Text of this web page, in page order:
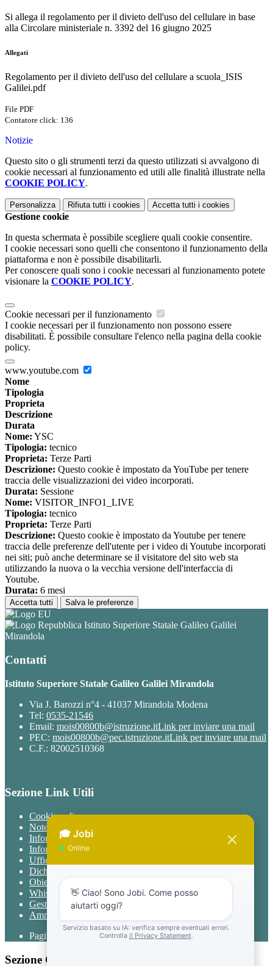
Si allega il regolamento per il divieto dell'uso del cellulare in base
alla Circolare ministeriale n. 3392 del 16 giugno 2025
Allegati
Regolamento per il divieto dell'uso del cellulare a scuola_ISIS
Galilei.pdf
File PDF
Contatore click: 136
Notizie
Questo sito o gli strumenti terzi da questo utilizzati si avvalgono di
cookie necessari al funzionamento ed utili alle finalità illustrate nella
COOKIE POLICY.
Personalizza Rifiuta tutti i cookies Accetta tutti i cookies
Gestione cookie
In questa schermata è possibile scegliere quali cookie consentire.
I cookie necessari sono quelli che consentono il funzionamento della
piattaforma e non è possibile disabilitarli.
Per conoscere quali sono i cookie necessari al funzionamento potete
visionare la COOKIE POLICY.
Cookie necessari per il funzionamento
I cookie necessari per il funzionamento non possono essere
disabilitati. È possibile consultare l'elenco nella pagina della cookie
policy.
www.youtube.com
Nome
Tipologia
Proprieta
Descrizione
Durata
Nome: YSC
Tipologia: tecnico
Proprieta: Terze Parti
Descrizione: Questo cookie è impostato da YouTube per tenere
traccia delle visualizzazioni dei video incorporati.
Durata: Sessione
Nome: VISITOR_INFO1_LIVE
Tipologia: tecnico
Proprieta: Terze Parti
Descrizione: Questo cookie è impostato da Youtube per tenere
traccia delle preferenze dell'utente per i video di Youtube incorporati
nei siti; può anche determinare se il visitatore del sito web sta
utilizzando la nuova o la vecchia versione dell'interfaccia di
Youtube.
Durata: 6 mesi
Accetta tutti Salva le preferenze
Istituto Superiore Statale Galileo Galilei
Mirandola
Contatti
Istituto Superiore Statale Galileo Galilei Mirandola
Via J. Barozzi n°4 - 41037 Mirandola Modena
Tel: 0535-21546
Email: mois00800b@istruzione.itLink per inviare una mail
PEC: mois00800b@pec.istruzione.itLink per inviare una mail
C.F.: 82002510368
Sezione Link Utili
Cookie policy
Note legali
Informativa Privacy
Informativa Privacy chatbot Jobi
Ufficio Relazioni con il Pubblico
Dichiarazione di accessibilità
Obiettivi di accessibilità
Whistleblowing
Gestione consensi cookie
Amministrazione trasparente
Pagina visualizzata828volte
Sezione Copyright